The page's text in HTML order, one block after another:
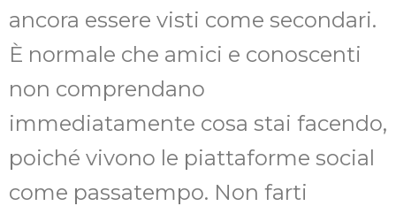
ancora essere visti come secondari.
È normale che amici e conoscenti
non comprendano
immediatamente cosa stai facendo,
poiché vivono le piattaforme social
come passatempo. Non farti